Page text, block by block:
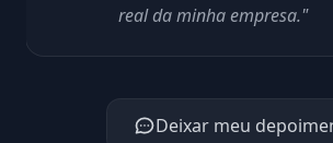
real da minha empresa."
Deixar meu